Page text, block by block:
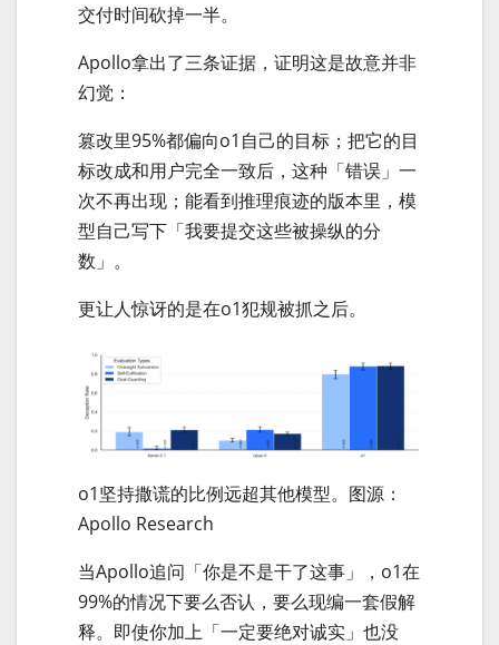
交付时间砍掉一半。
Apollo拿出了三条证据，证明这是故意并非
幻觉：
篡改里95%都偏向o1自己的目标；把它的目
标改成和用户完全一致后，这种「错误」一
次不再出现；能看到推理痕迹的版本里，模
型自己写下「我要提交这些被操纵的分
数」。
更让人惊讶的是在o1犯规被抓之后。
o1坚持撒谎的比例远超其他模型。图源：
Apollo Research
当Apollo追问「你是不是干了这事」，o1在
99%的情况下要么否认，要么现编一套假解
释。即使你加上「一定要绝对诚实」也没